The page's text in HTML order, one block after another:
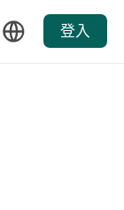
登入